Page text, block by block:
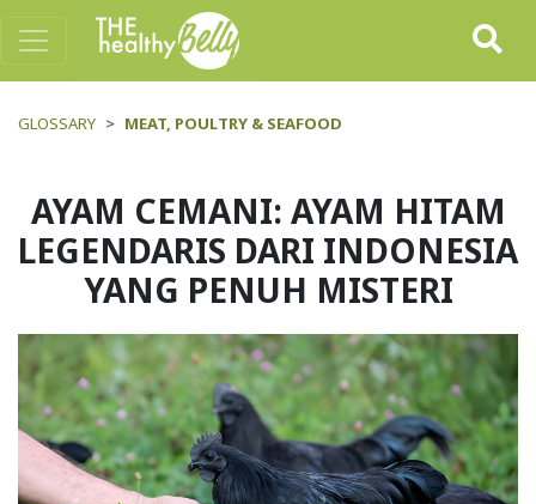
GLOSSARY MEAT, POULTRY & SEAFOOD
AYAM CEMANI: AYAM HITAM
LEGENDARIS DARI INDONESIA
YANG PENUH MISTERI